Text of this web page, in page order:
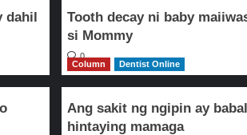
dahil
Tooth decay ni baby
si Mommy
0
Column
Dentist Online
Ang sakit ng ngipin ay
hintaying mamaga